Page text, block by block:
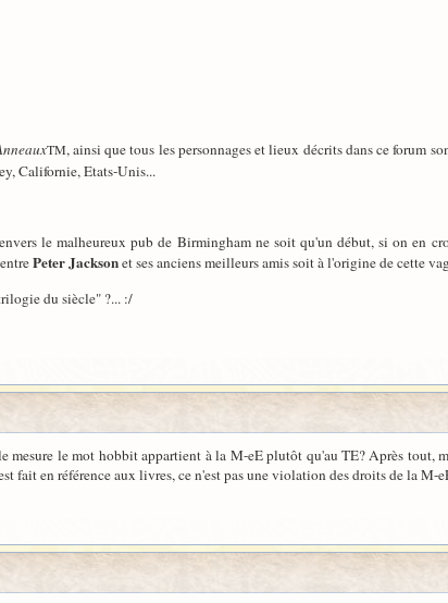
TM, ainsi que tous les personnages et lieux décrits dans ce forum
Californie, Etats-Unis...
le malheureux pub de Birmingham ne soit qu'un début, si on en
Peter Jacksonet ses anciens meilleurs amis soit à l'origine de cette
du siècle" ?... :/
mesure le mot hobbit appartient à la M-eE plutôt qu'au TE? Après
fait en référence aux livres, ce n'est pas une violation des droits de la M-